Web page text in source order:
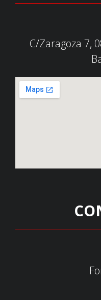
C/Zaragoza 7,